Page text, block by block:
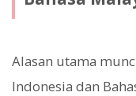
Alasan utama
Indonesia dan